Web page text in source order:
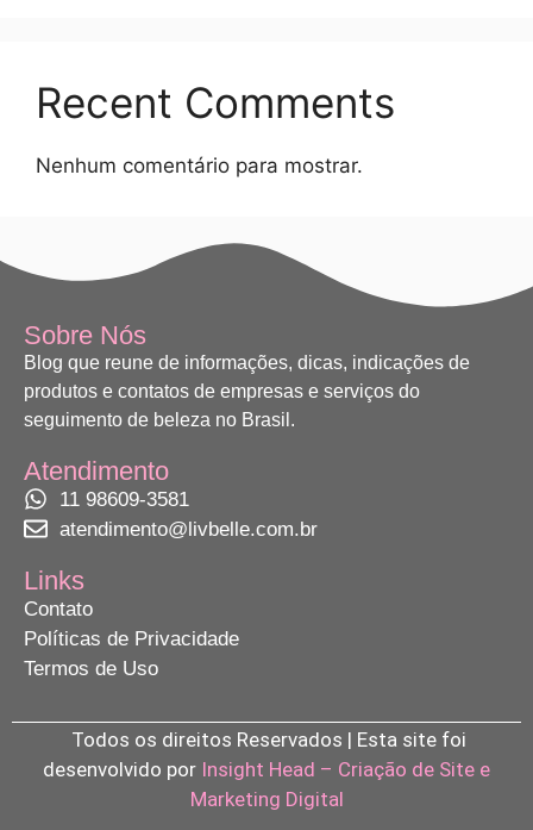
Recent Comments
Nenhum comentário para mostrar.
Sobre Nós
Blog que reune de informações, dicas, indicações de
produtos e contatos de empresas e serviços do
seguimento de beleza no Brasil.
Atendimento
11 98609-3581
atendimento@livbelle.com.br
Links
Contato
Políticas de Privacidade
Termos de Uso
Todos os direitos Reservados | Esta site foi
desenvolvido por Insight Head – Criação de Site e
Marketing Digital